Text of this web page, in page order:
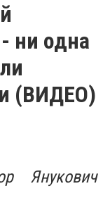
ни одна
(ВИДЕО)
Янукович